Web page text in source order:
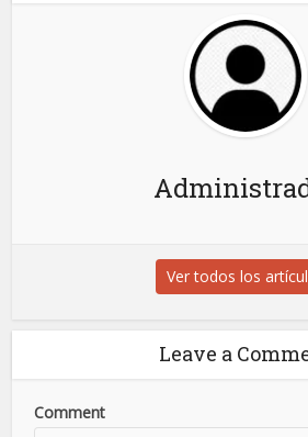
Ver todos los
Leave a
Comment